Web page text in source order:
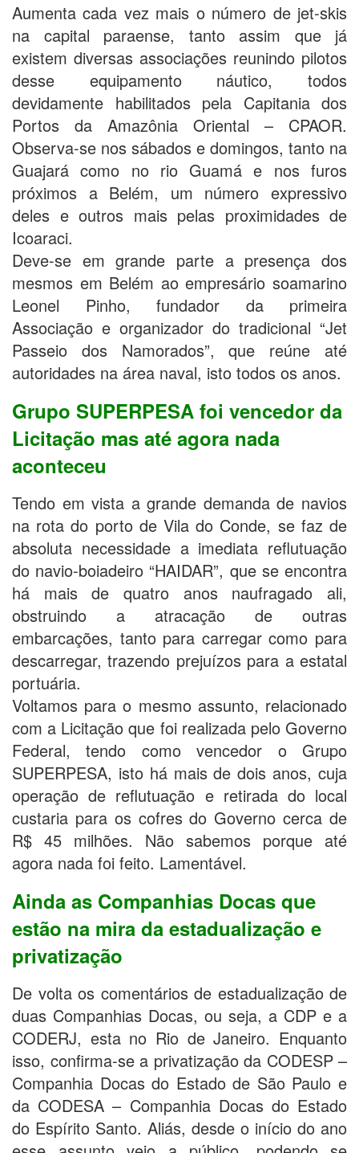
Aumenta cada vez mais o número de jet-skis
na capital paraense, tanto assim que já
existem diversas associações reunindo pilotos
desse equipamento náutico, todos
devidamente habilitados pela Capitania dos
Portos da Amazônia Oriental – CPAOR.
Observa-se nos sábados e domingos, tanto na
Guajará como no rio Guamá e nos furos
próximos a Belém, um número expressivo
deles e outros mais pelas proximidades de
Icoaraci.
Deve-se em grande parte a presença dos
mesmos em Belém ao empresário soamarino
Leonel Pinho, fundador da primeira
Associação e organizador do tradicional “Jet
Passeio dos Namorados”, que reúne até
autoridades na área naval, isto todos os anos.
Grupo SUPERPESA foi vencedor da
Licitação mas até agora nada
aconteceu
Tendo em vista a grande demanda de navios
na rota do porto de Vila do Conde, se faz de
absoluta necessidade a imediata reflutuação
do navio-boiadeiro “HAIDAR”, que se encontra
há mais de quatro anos naufragado ali,
obstruindo a atracação de outras
embarcações, tanto para carregar como para
descarregar, trazendo prejuízos para a estatal
portuária.
Voltamos para o mesmo assunto, relacionado
com a Licitação que foi realizada pelo Governo
Federal, tendo como vencedor o Grupo
SUPERPESA, isto há mais de dois anos, cuja
operação de reflutuação e retirada do local
custaria para os cofres do Governo cerca de
R$ 45 milhões. Não sabemos porque até
agora nada foi feito. Lamentável.
Ainda as Companhias Docas que
estão na mira da estadualização e
privatização
De volta os comentários de estadualização de
duas Companhias Docas, ou seja, a CDP e a
CODERJ, esta no Rio de Janeiro. Enquanto
isso, confirma-se a privatização da CODESP –
Companhia Docas do Estado de São Paulo e
da CODESA – Companhia Docas do Estado
do Espírito Santo. Aliás, desde o início do ano